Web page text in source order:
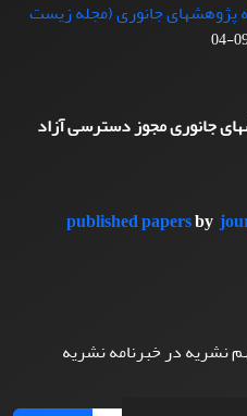
پژوهشهای جانوری (مجله زیست
جانوری مجوز دسترسی آزاد
published papersby
نشریه در خبرنامه نشریه